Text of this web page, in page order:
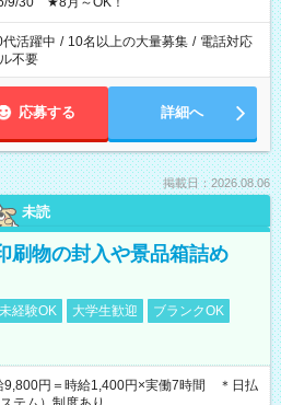
活躍中 / 10名以上の大量募集 / 電話対応
不要
応募する 詳細へ
掲載日：2026.08.06
未読
刷物の封入や景品箱詰め
経験OK 大学生歓迎
ブランクOK
円＝時給1,400円×実働7時間 ＊日払